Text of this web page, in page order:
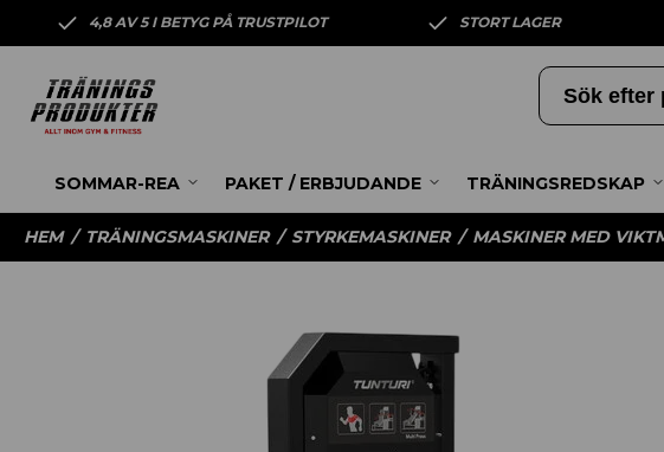
4,8 AV 5 I BETYG PÅ TRUSTPILOT STORT LAGER
SOMMAR-REA PAKET / ERBJUDANDE TRÄNINGSREDSKAP
HEM / TRÄNINGSMASKINER / STYRKEMASKINER / MASKINER MED